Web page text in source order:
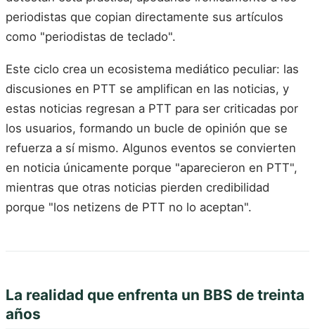
periodistas que copian directamente sus artículos
como "periodistas de teclado".
Este ciclo crea un ecosistema mediático peculiar: las
discusiones en PTT se amplifican en las noticias, y
estas noticias regresan a PTT para ser criticadas por
los usuarios, formando un bucle de opinión que se
refuerza a sí mismo. Algunos eventos se convierten
en noticia únicamente porque "aparecieron en PTT",
mientras que otras noticias pierden credibilidad
porque "los netizens de PTT no lo aceptan".
La realidad que enfrenta un BBS de treinta
años